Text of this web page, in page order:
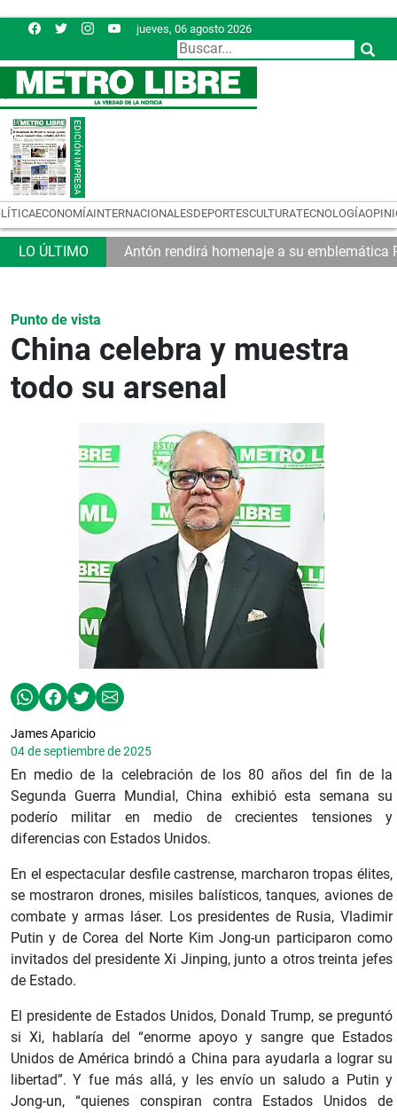
jueves, 06 agosto 2026
ECONOMÍAINTERNACIONALESDEPORTESCULTURATECNOLOGÍA
a las MiPymes Antón rendirá homenaje a su emblemática
Punto de vista
China celebra y muestra
todo su arsenal
James Aparicio
04 de septiembre de 2025
En medio de la celebración de los 80 años del fin de la
Segunda Guerra Mundial, China exhibió esta semana su
poderío militar en medio de crecientes tensiones y
diferencias con Estados Unidos.
En el espectacular desfile castrense, marcharon tropas élites,
se mostraron drones, misiles balísticos, tanques, aviones de
combate y armas láser. Los presidentes de Rusia, Vladimir
Putin y de Corea del Norte Kim Jong-un participaron como
invitados del presidente Xi Jinping, junto a otros treinta jefes
de Estado.
El presidente de Estados Unidos, Donald Trump, se preguntó
si Xi, hablaría del “enorme apoyo y sangre que Estados
Unidos de América brindó a China para ayudarla a lograr su
libertad”. Y fue más allá, y les envío un saludo a Putin y
Jong-un, “quienes conspiran contra Estados Unidos de